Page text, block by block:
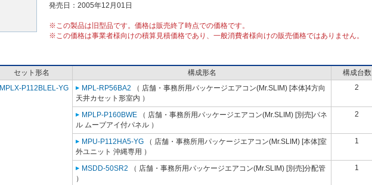
発売日：2005年12月01日
※この製品は旧型品です。価格は販売終了時点での価格です。
※この価格は事業者様向けの積算見積価格であり、一般消費者様向けの販売価格ではありません。
セット形名 構成形名
構成台数
MPLX-P112BLEL-YG
MPL-RP56BA2 （ 店舗・事務所用パッケージエアコン(Mr.SLIM) [本体]4方向
天井カセット形室内 ）
2
MPLP-P160BWE （ 店舗・事務所用パッケージエアコン(Mr.SLIM) [別売]パネ
ル ムーブアイ付パネル ）
2
MPU-P112HA5-YG （ 店舗・事務所用パッケージエアコン(Mr.SLIM) [本体]室
外ユニット 沖縄専用 ）
1
MSDD-50SR2 （ 店舗・事務所用パッケージエアコン(Mr.SLIM) [別売]分配管
）
1